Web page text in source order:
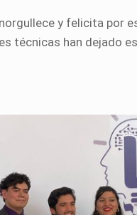
y felicita por
técnicas han dejado